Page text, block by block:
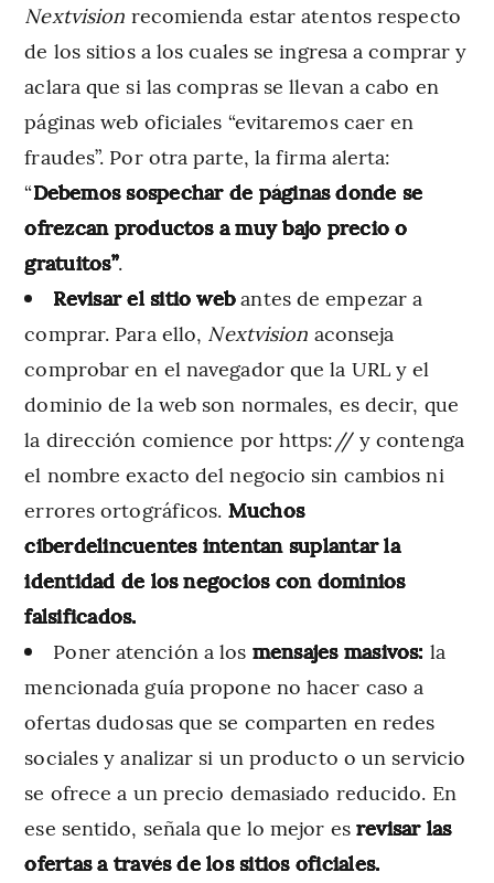
Nextvision recomienda estar atentos respecto
de los sitios a los cuales se ingresa a comprar y
aclara que si las compras se llevan a cabo en
páginas web oficiales “evitaremos caer en
fraudes”. Por otra parte, la firma alerta:
“Debemos sospechar de páginas donde se
ofrezcan productos a muy bajo precio o
gratuitos”.
Revisar el sitio webantes de empezar a
comprar. Para ello, Nextvision aconseja
comprobar en el navegador que la URL y el
dominio de la web son normales, es decir, que
la dirección comience por https:// y contenga
el nombre exacto del negocio sin cambios ni
errores ortográficos. Muchos
ciberdelincuentes intentan suplantar la
identidad de los negocios con dominios
falsificados.
Poner atención a los mensajes masivos: la
mencionada guía propone no hacer caso a
ofertas dudosas que se comparten en redes
sociales y analizar si un producto o un servicio
se ofrece a un precio demasiado reducido. En
ese sentido, señala que lo mejor es revisar las
ofertas a través de los sitios oficiales.